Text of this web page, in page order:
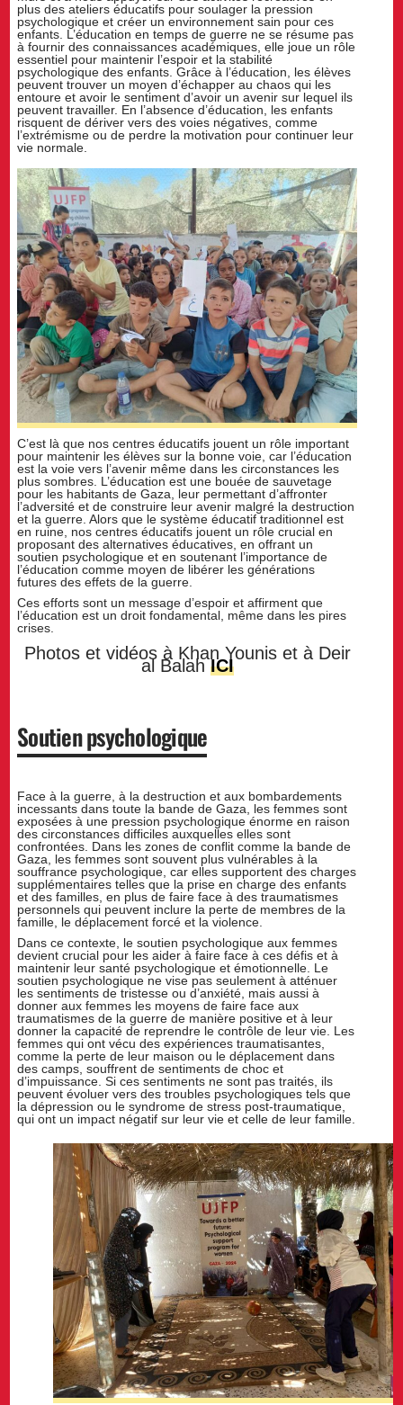
plus des ateliers éducatifs pour soulager la pression
psychologique et créer un environnement sain pour ces
enfants. L’éducation en temps de guerre ne se résume pas
à fournir des connaissances académiques, elle joue un rôle
essentiel pour maintenir l’espoir et la stabilité
psychologique des enfants. Grâce à l’éducation, les élèves
peuvent trouver un moyen d’échapper au chaos qui les
entoure et avoir le sentiment d’avoir un avenir sur lequel ils
peuvent travailler. En l’absence d’éducation, les enfants
risquent de dériver vers des voies négatives, comme
l’extrémisme ou de perdre la motivation pour continuer leur
vie normale.
C’est là que nos centres éducatifs jouent un rôle important
pour maintenir les élèves sur la bonne voie, car l’éducation
est la voie vers l’avenir même dans les circonstances les
plus sombres. L’éducation est une bouée de sauvetage
pour les habitants de Gaza, leur permettant d’affronter
l’adversité et de construire leur avenir malgré la destruction
et la guerre. Alors que le système éducatif traditionnel est
en ruine, nos centres éducatifs jouent un rôle crucial en
proposant des alternatives éducatives, en offrant un
soutien psychologique et en soutenant l’importance de
l’éducation comme moyen de libérer les générations
futures des effets de la guerre.
Ces efforts sont un message d’espoir et affirment que
l’éducation est un droit fondamental, même dans les pires
crises.
Photos et vidéos à Khan Younis et à Deir
al BalahICI
Soutien psychologique
Face à la guerre, à la destruction et aux bombardements
incessants dans toute la bande de Gaza, les femmes sont
exposées à une pression psychologique énorme en raison
des circonstances difficiles auxquelles elles sont
confrontées. Dans les zones de conflit comme la bande de
Gaza, les femmes sont souvent plus vulnérables à la
souffrance psychologique, car elles supportent des charges
supplémentaires telles que la prise en charge des enfants
et des familles, en plus de faire face à des traumatismes
personnels qui peuvent inclure la perte de membres de la
famille, le déplacement forcé et la violence.
Dans ce contexte, le soutien psychologique aux femmes
devient crucial pour les aider à faire face à ces défis et à
maintenir leur santé psychologique et émotionnelle. Le
soutien psychologique ne vise pas seulement à atténuer
les sentiments de tristesse ou d’anxiété, mais aussi à
donner aux femmes les moyens de faire face aux
traumatismes de la guerre de manière positive et à leur
donner la capacité de reprendre le contrôle de leur vie. Les
femmes qui ont vécu des expériences traumatisantes,
comme la perte de leur maison ou le déplacement dans
des camps, souffrent de sentiments de choc et
d’impuissance. Si ces sentiments ne sont pas traités, ils
peuvent évoluer vers des troubles psychologiques tels que
la dépression ou le syndrome de stress post-traumatique,
qui ont un impact négatif sur leur vie et celle de leur famille.